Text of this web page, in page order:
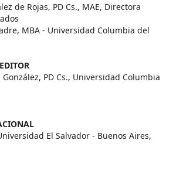
de Rojas, PD Cs., MAE, Directora
MBA - Universidad Columbia del
González, PD Cs., Universidad Columbia
El Salvador - Buenos Aires,